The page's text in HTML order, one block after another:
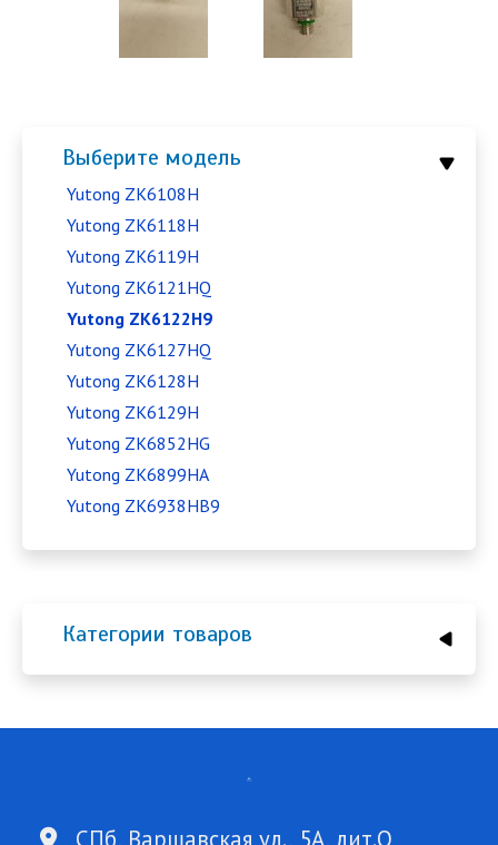
Выберите модель
Yutong ZK6108H
Yutong ZK6118H
Yutong ZK6119H
Yutong ZK6121HQ
Yutong ZK6122H9
Yutong ZK6127HQ
Yutong ZK6128H
Yutong ZK6129H
Yutong ZK6852HG
Yutong ZK6899HA
Yutong ZK6938HB9
Категории товаров
СПб, Варшавская ул., 5А, лит.О